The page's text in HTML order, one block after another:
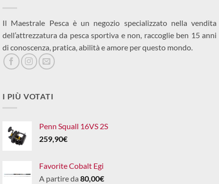
Il Maestrale Pesca è un negozio specializzato nella vendita
dell’attrezzatura da pesca sportiva e non, raccoglie ben 15 anni
di conoscenza, pratica, abilità e amore per questo mondo.
I PIÙ VOTATI
Penn Squall 16VS 2S
259,90€
Favorite Cobalt Egi
A partire da 80,00€